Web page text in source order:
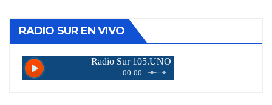
RADIO SUR EN VIVO